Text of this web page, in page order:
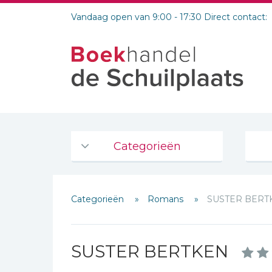
Vandaag open van 9:00 - 17:30 Direct contact:
Categorieën
De Bijbel
Bijbelse Dagboeken 2026
Bijbelstudie groepen
Categorieën Romans SUSTER
SUSTER BERTKEN